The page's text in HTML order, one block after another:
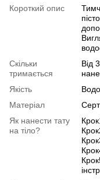
Короткий опис
Скільки
тримається
Від
Якість
Матеріал
Як нанести тату
на тіло?